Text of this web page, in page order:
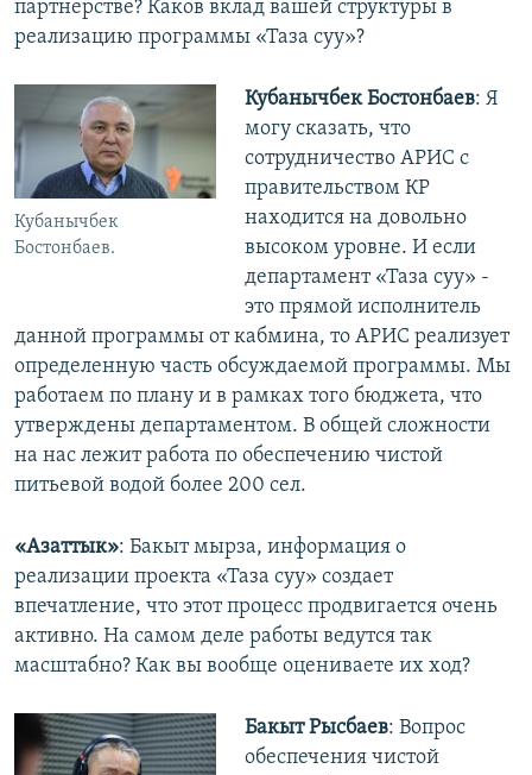
партнерстве? Каков вклад вашей структуры в
реализацию программы «Таза суу»?
Кубанычбек
Бостонбаев.
Кубанычбек Бостонбаев: Я
могу сказать, что
сотрудничество АРИС с
правительством КР
находится на довольно
высоком уровне. И если
департамент «Таза суу» -
это прямой исполнитель
данной программы от кабмина, то АРИС реализует
определенную часть обсуждаемой программы. Мы
работаем по плану и в рамках того бюджета, что
утверждены департаментом. В общей сложности
на нас лежит работа по обеспечению чистой
питьевой водой более 200 сел.
«Азаттык»: Бакыт мырза, информация о
реализации проекта «Таза суу» создает
впечатление, что этот процесс продвигается очень
активно. На самом деле работы ведутся так
масштабно? Как вы вообще оцениваете их ход?
Бакыт Рысбаев: Вопрос
обеспечения чистой